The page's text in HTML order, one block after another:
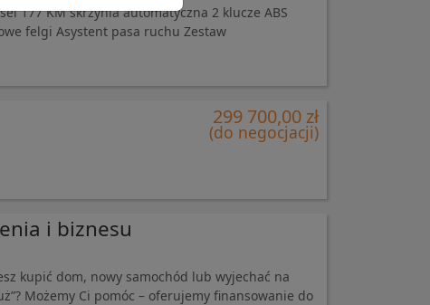
177 KM skrzynia automatyczna 2 klucze ABS
felgi Asystent pasa ruchu Zestaw
299 700,00 zł
(do negocjacji)
i biznesu
kupić dom, nowy samochód lub wyjechać na
Możemy Ci pomóc – oferujemy finansowanie do